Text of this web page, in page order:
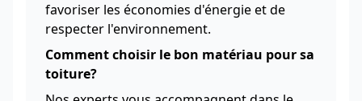
favoriser les économies d'énergie et de
respecter l'environnement.
Comment choisir le bon matériau pour sa
toiture?